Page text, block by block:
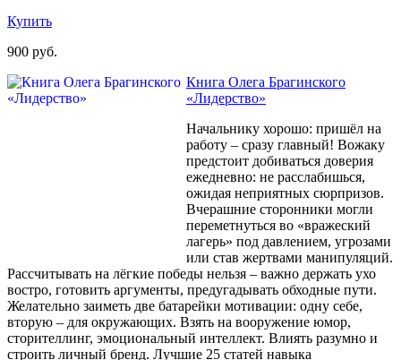
Купить
900 руб.
Книга Олега Брагинского
«Лидерство»
Начальнику хорошо: пришёл на
работу – сразу главный! Вожаку
предстоит добиваться доверия
ежедневно: не расслабишься,
ожидая неприятных сюрпризов.
Вчерашние сторонники могли
переметнуться во «вражеский
лагерь» под давлением, угрозами
или став жертвами манипуляций.
Рассчитывать на лёгкие победы нельзя – важно держать ухо
востро, готовить аргументы, предугадывать обходные пути.
Желательно заиметь две батарейки мотивации: одну себе,
вторую – для окружающих. Взять на вооружение юмор,
сторителлинг, эмоциональный интеллект. Влиять разумно и
строить личный бренд. Лучшие 25 статей навыка